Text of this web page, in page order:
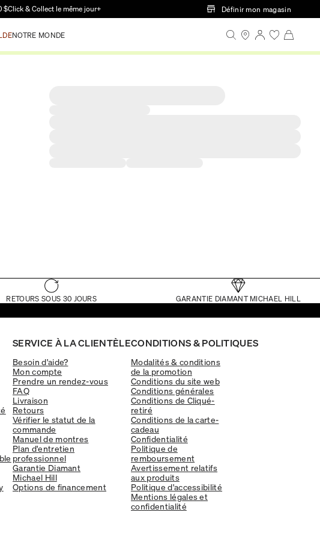
$Click & Collect le même jour+ Définir mon magasin
NOTRE MONDE
RETOURS SOUS 30 JOURS GARANTIE DIAMANT MICHAEL HILL
SERVICE À LA CLIENTÈLE
Besoin d'aide?
Mon compte
Prendre un rendez-vous
FAQ
Livraison
Retours
Vérifier le statut de la
commande
Manuel de montres
Plan d'entretien
professionnel
Garantie Diamant
Michael Hill
Options de financement
CONDITIONS & POLITIQUES
Modalités & conditions
de la promotion
Conditions du site web
Conditions générales
Conditions de Cliqué-
retiré
Conditions de la carte-
cadeau
Confidentialité
Politique de
remboursement
Avertissement relatifs
aux produits
Politique d'accessibilité
Mentions légales et
confidentialité